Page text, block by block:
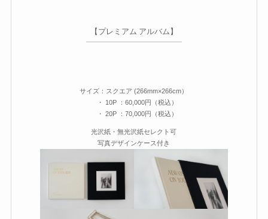
【プレミアム アルバム】
サイズ ： スクエア (266mm×266cm）
・ 10P ：60,000円（税込）
・ 20P ：70,000円（税込）
光沢紙・無光沢紙セレクト可
写真デザインケース付き